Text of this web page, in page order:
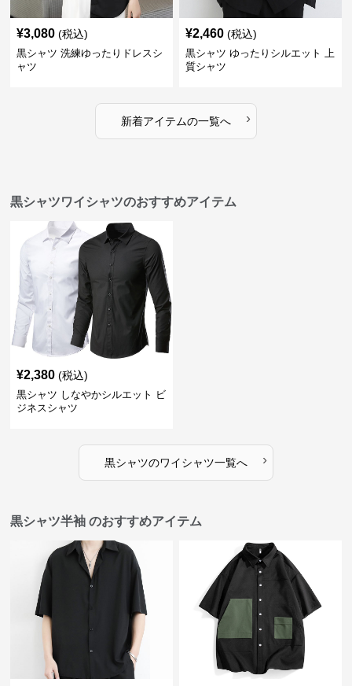
¥3,080 (税込)
黒シャツ 洗練ゆったりドレスシ
ャツ
¥2,460 (税込)
黒シャツ ゆったりシルエット 上
質シャツ
新着アイテムの一覧へ ›
黒シャツワイシャツのおすすめアイテム
¥2,380 (税込)
黒シャツ しなやかシルエット ビ
ジネスシャツ
黒シャツのワイシャツ一覧へ ›
黒シャツ半袖 のおすすめアイテム